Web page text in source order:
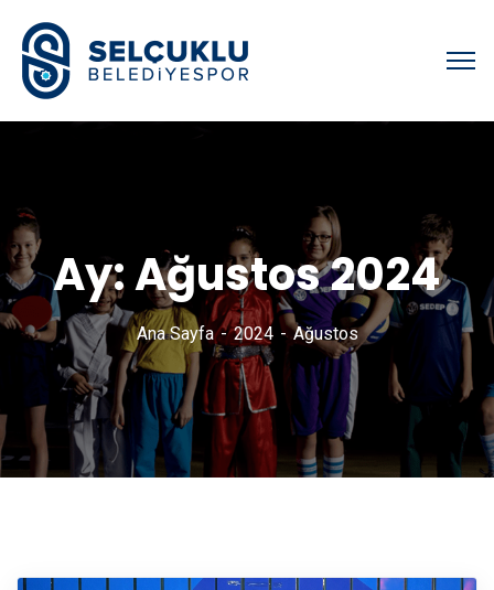
Ay:Ağustos 2024
Ana Sayfa 2024 Ağustos